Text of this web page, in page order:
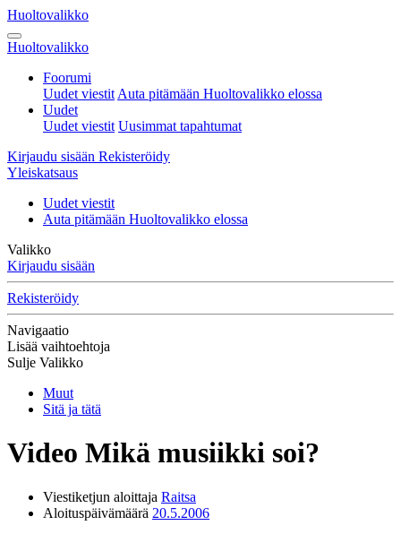
Huoltovalikko
Huoltovalikko
Foorumi
Uudet viestit Auta pitämään Huoltovalikko elossa
Uudet
Uudet viestit Uusimmat tapahtumat
Kirjaudu sisään Rekisteröidy
Yleiskatsaus
Uudet viestit
Auta pitämään Huoltovalikko elossa
Valikko
Kirjaudu sisään
Rekisteröidy
Navigaatio
Lisää vaihtoehtoja
Sulje Valikko
Muut
Sitä ja tätä
Video Mikä musiikki soi?
Viestiketjun aloittaja Raitsa
Aloituspäivämäärä 20.5.2006